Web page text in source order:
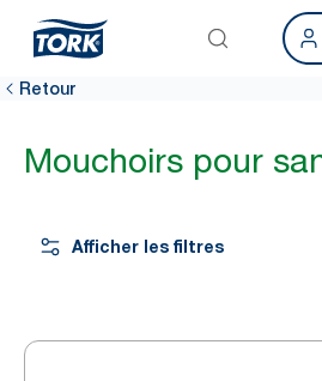
Retour
Mouchoirs pour
Afficher les filtres